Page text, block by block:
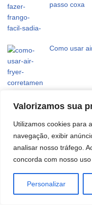
Valorizamos sua
Utilizamos cookies para
navegação, exibir
analisar nosso tráfego.
concorda com nosso uso
Personalizar
passo coxa
Como usar
Esse é todo
Air fryer
Tenho um